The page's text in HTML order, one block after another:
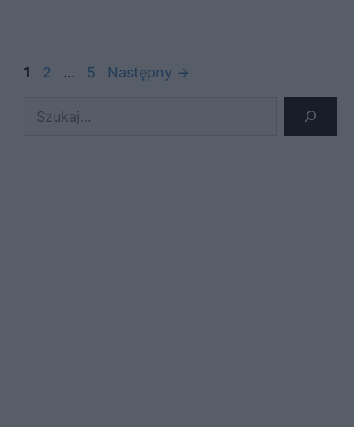
Strona
1 Strona
2 … Strona
5 Następny →
Szukaj